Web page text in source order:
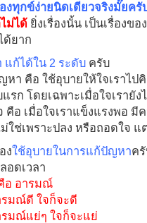
องทุกข์ง่ายนิดเดียวจริงมั๊ย
ม่ได้ ยิ่งเรื่องนั้น เป็นเรื่องขอ
ด้ยาก
ก้ได้ใน 2 ระดับ ครับ
หา คือ ใช้อุบายให้ใจเราไป
รก โดยเฉพาะเมื่อใจเรายัง
คือ เมื่อใจเราแข็งแรงพอ
ม่ใช่เพราะปลง หรือถอดใจ แ
งใช้อุบายในการแก้ปัญหาค
อดเวลา
อ อารมณ์
รมณ์ดี ใจก็จะดี
รมณ์แย่ๆ ใจก็จะแย่